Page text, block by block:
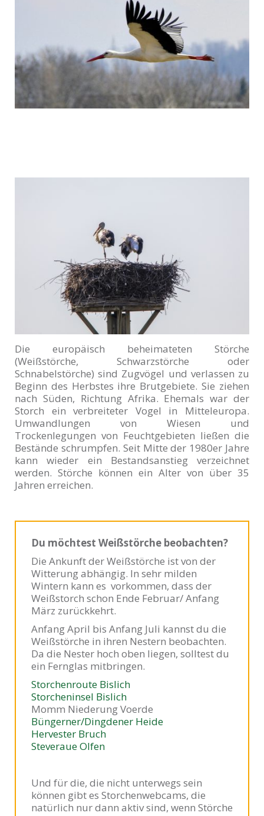
Die europäisch beheimateten Störche
(Weißstörche, Schwarzstörche oder
Schnabelstörche) sind Zugvögel und verlassen zu
Beginn des Herbstes ihre Brutgebiete. Sie ziehen
nach Süden, Richtung Afrika. Ehemals war der
Storch ein verbreiteter Vogel in Mitteleuropa.
Umwandlungen von Wiesen und
Trockenlegungen von Feuchtgebieten ließen die
Bestände schrumpfen. Seit Mitte der 1980er Jahre
kann wieder ein Bestandsanstieg verzeichnet
werden. Störche können ein Alter von über 35
Jahren erreichen.
Du möchtest Weißstörche beobachten?
Die Ankunft der Weißstörche ist von der
Witterung abhängig. In sehr milden
Wintern kann es vorkommen, dass der
Weißstorch schon Ende Februar/ Anfang
März zurückkehrt.
Anfang April bis Anfang Juli kannst du die
Weißstörche in ihren Nestern beobachten.
Da die Nester hoch oben liegen, solltest du
ein Fernglas mitbringen.
Storchenroute Bislich
Storcheninsel Bislich
Momm Niederung Voerde
Büngerner/Dingdener Heide
Hervester Bruch
Steveraue Olfen
Und für die, die nicht unterwegs sein
können gibt es Storchenwebcams, die
natürlich nur dann aktiv sind, wenn Störche